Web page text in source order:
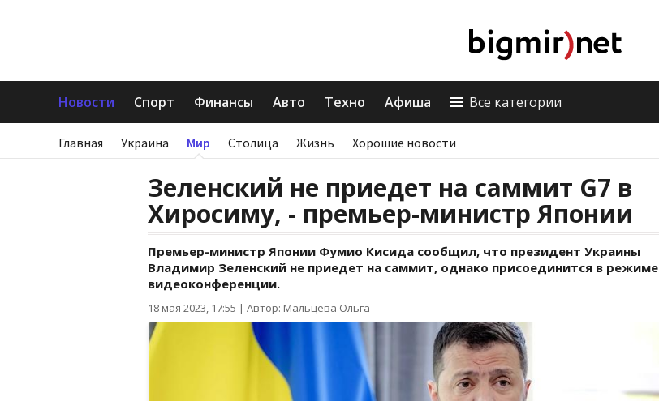
Новости Спорт Финансы Авто Техно Афиша Все категории
Главная Украина Мир Столица Жизнь Хорошие новости
Зеленский не приедет на саммит G7 в
Хиросиму, - премьер-министр Японии
Премьер-министр Японии Фумио Кисида сообщил, что президент Украины
Владимир Зеленский не приедет на саммит, однако присоединится в режиме
видеоконференции.
18 мая 2023, 17:55 | Автор: Мальцева Ольга